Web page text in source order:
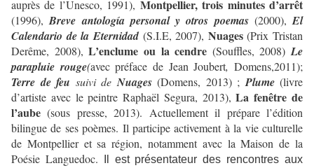
auprès de l’Unesco, 1991), Montpellier, trois minutes d’arrêt
(1996),Breve antología personal y otros poemas(2000), El
Calendario de la Eternidad(S.I.E, 2007), Nuages(Prix Tristan
Derême, 2008),L’enclume ou la cendre (Souffles, 2008) Le
parapluie rouge(avec préface de Jean Joubert, Domens,2011);
Terre de feu suivi de Nuages(Domens, 2013) ; Plume(livre
d’artiste avec le peintre Raphaël Segura, 2013),La fenêtre de
l’aube (sous presse, 2013). Actuellement il prépare l’édition
bilingue de ses poèmes. Il participe activement à la vie culturelle
de Montpellier et sa région, notamment avec la Maison de la
Poésie Languedoc.
Il est présentateur des rencontres aux